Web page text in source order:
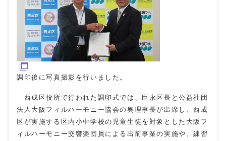
調印後に写真撮影を行いました。
西成区役所で行われた調印式では、臣永区長と公益社団
法人大阪フィルハーモニー協会の奥理事長が出席し、西成
区が実施する区内小中学校の児童生徒を対象とした大阪フ
ィルハーモニー交響楽団員による出前事業の実施や、練習